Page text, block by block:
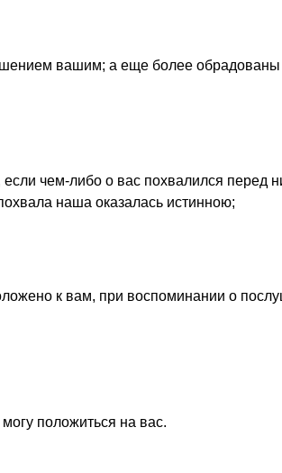
вашим; а еще более обрадованы
если чем-либо о вас похвалился перед
наша оказалась истинною;
к вам, при воспоминании о
положиться на вас.